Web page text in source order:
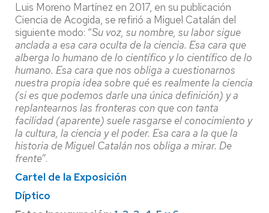
Luis Moreno Martínez en 2017, en su publicación
Ciencia de Acogida, se refirió a Miguel Catalán del
siguiente modo: “Su voz, su nombre, su labor sigue
anclada a esa cara oculta de la ciencia. Esa cara que
alberga lo humano de lo científico y lo científico de lo
humano. Esa cara que nos obliga a cuestionarnos
nuestra propia idea sobre qué es realmente la ciencia
(si es que podemos darle una única definición) y a
replantearnos las fronteras con que con tanta
facilidad (aparente) suele rasgarse el conocimiento y
la cultura, la ciencia y el poder. Esa cara a la que la
historia de Miguel Catalán nos obliga a mirar. De
frente”.
Cartel de la Exposición
Díptico